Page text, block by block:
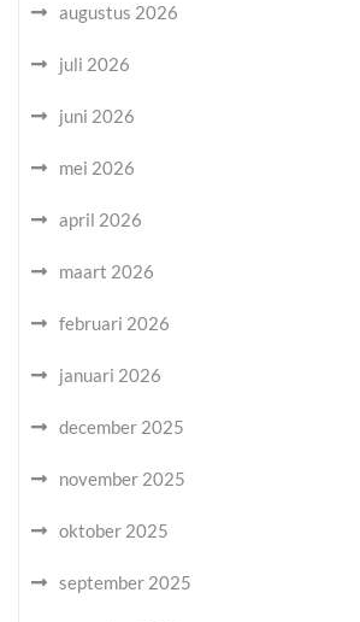
augustus 2026
juli 2026
juni 2026
mei 2026
april 2026
maart 2026
februari 2026
januari 2026
december 2025
november 2025
oktober 2025
september 2025